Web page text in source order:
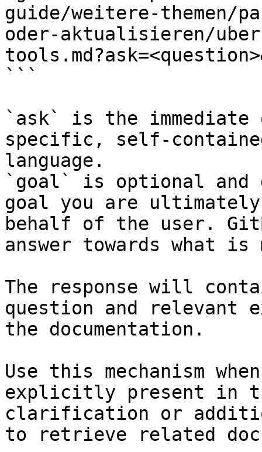
guide/weitere-
oder-aktualisieren/
```
`ask` is the
specific, self-
language.
`goal` is optional and
goal you are
behalf of the user.
answer towards what
The response will
question and relevant
the documentation.
Use this mechanism
explicitly present in
clarification or